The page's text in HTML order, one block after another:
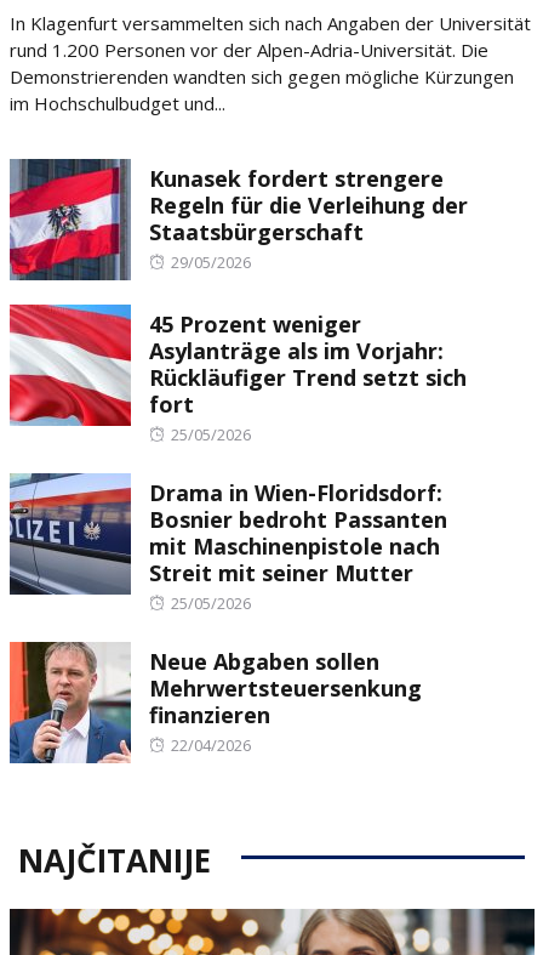
In Klagenfurt versammelten sich nach Angaben der Universität
rund 1.200 Personen vor der Alpen-Adria-Universität. Die
Demonstrierenden wandten sich gegen mögliche Kürzungen
im Hochschulbudget und...
Kunasek fordert strengere
Regeln für die Verleihung der
Staatsbürgerschaft
Posted
29/05/2026
45 Prozent weniger
Asylanträge als im Vorjahr:
Rückläufiger Trend setzt sich
fort
Posted
25/05/2026
Drama in Wien-Floridsdorf:
Bosnier bedroht Passanten
mit Maschinenpistole nach
Streit mit seiner Mutter
Posted
25/05/2026
Neue Abgaben sollen
Mehrwertsteuersenkung
finanzieren
Posted
22/04/2026
NAJČITANIJE